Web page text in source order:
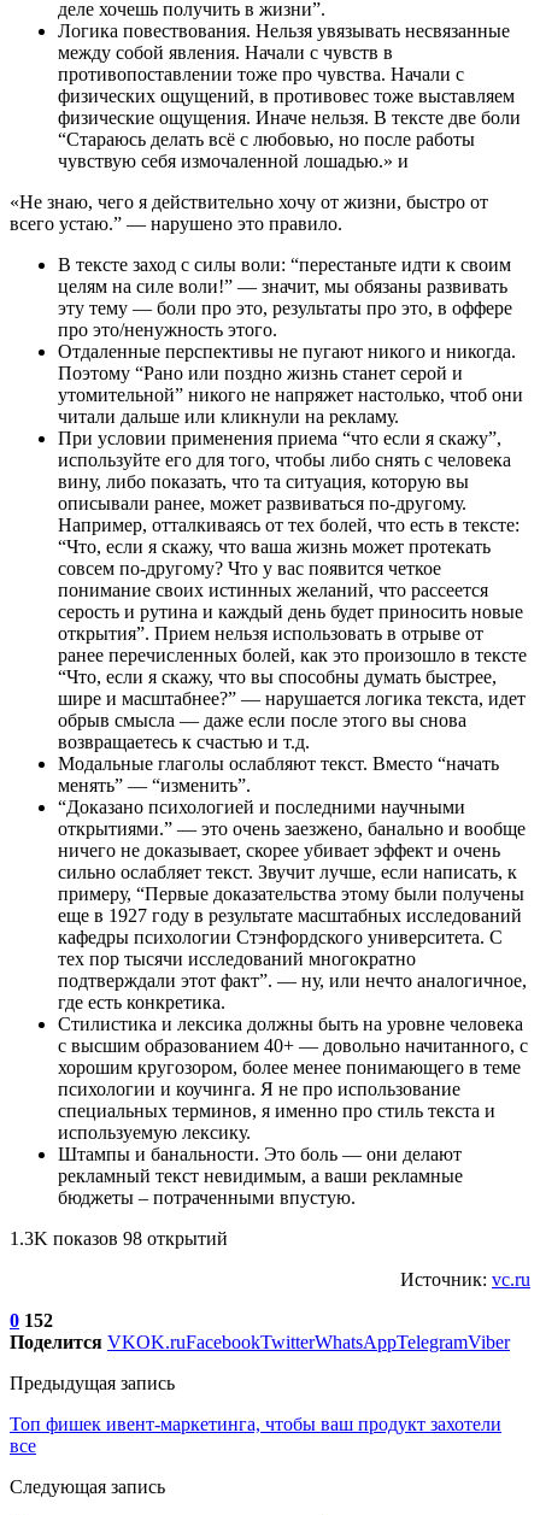
деле хочешь получить в жизни”.
Логика повествования. Нельзя увязывать несвязанные
между собой явления. Начали с чувств в
противопоставлении тоже про чувства. Начали с
физических ощущений, в противовес тоже выставляем
физические ощущения. Иначе нельзя. В тексте две боли
“Стараюсь делать всё с любовью, но после работы
чувствую себя измочаленной лошадью.» и
«Не знаю, чего я действительно хочу от жизни, быстро от
всего устаю.” — нарушено это правило.
В тексте заход с силы воли: “перестаньте идти к своим
целям на силе воли!” — значит, мы обязаны развивать
эту тему — боли про это, результаты про это, в оффере
про это/ненужность этого.
Отдаленные перспективы не пугают никого и никогда.
Поэтому “Рано или поздно жизнь станет серой и
утомительной” никого не напряжет настолько, чтоб они
читали дальше или кликнули на рекламу.
При условии применения приема “что если я скажу”,
используйте его для того, чтобы либо снять с человека
вину, либо показать, что та ситуация, которую вы
описывали ранее, может развиваться по-другому.
Например, отталкиваясь от тех болей, что есть в тексте:
“Что, если я скажу, что ваша жизнь может протекать
совсем по-другому? Что у вас появится четкое
понимание своих истинных желаний, что рассеется
серость и рутина и каждый день будет приносить новые
открытия”. Прием нельзя использовать в отрыве от
ранее перечисленных болей, как это произошло в тексте
“Что, если я скажу, что вы способны думать быстрее,
шире и масштабнее?” — нарушается логика текста, идет
обрыв смысла — даже если после этого вы снова
возвращаетесь к счастью и т.д.
Модальные глаголы ослабляют текст. Вместо “начать
менять” — “изменить”.
“Доказано психологией и последними научными
открытиями.” — это очень заезжено, банально и вообще
ничего не доказывает, скорее убивает эффект и очень
сильно ослабляет текст. Звучит лучше, если написать, к
примеру, “Первые доказательства этому были получены
еще в 1927 году в результате масштабных исследований
кафедры психологии Стэнфордского университета. С
тех пор тысячи исследований многократно
подтверждали этот факт”. — ну, или нечто аналогичное,
где есть конкретика.
Стилистика и лексика должны быть на уровне человека
с высшим образованием 40+ — довольно начитанного, с
хорошим кругозором, более менее понимающего в теме
психологии и коучинга. Я не про использование
специальных терминов, я именно про стиль текста и
используемую лексику.
Штампы и банальности. Это боль — они делают
рекламный текст невидимым, а ваши рекламные
бюджеты – потраченными впустую.
1.3K показов 98 открытий
Источник: vc.ru
0 152
Поделится VKOK.ruFacebookTwitterWhatsAppTelegramViber
Предыдущая запись
Топ фишек ивент-маркетинга, чтобы ваш продукт захотели
все
Следующая запись